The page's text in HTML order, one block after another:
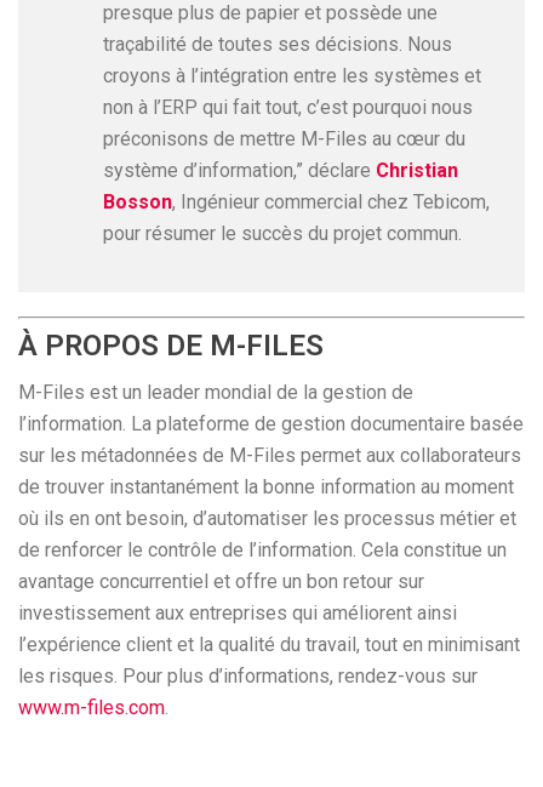
presque plus de papier et possède une
traçabilité de toutes ses décisions. Nous
croyons à l’intégration entre les systèmes et
non à l’ERP qui fait tout, c’est pourquoi nous
préconisons de mettre M-Files au cœur du
système d’information,” déclare Christian
Bosson, Ingénieur commercial chez Tebicom,
pour résumer le succès du projet commun.
À PROPOS DE M-FILES
M-Files est un leader mondial de la gestion de
l’information. La plateforme de gestion documentaire basée
sur les métadonnées de M-Files permet aux collaborateurs
de trouver instantanément la bonne information au moment
où ils en ont besoin, d’automatiser les processus métier et
de renforcer le contrôle de l’information. Cela constitue un
avantage concurrentiel et offre un bon retour sur
investissement aux entreprises qui améliorent ainsi
l’expérience client et la qualité du travail, tout en minimisant
les risques. Pour plus d’informations, rendez-vous sur
www.m-files.com.